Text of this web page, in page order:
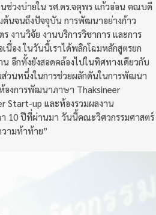
ช่วงบ่ายใน รศ.ดร.จตุพร แก้วอ่อน คณบดี
ต้นจนถึงปัจจุบัน การพัฒนาอย่างก้าว
งานวิจัย งานบริการวิชาการ และการ
อง ในวันนี้เราได้พลิกโฉมหลักสูตรยก
อีกทั้งยังสอดคล้องไปในทิศทางเดียวกับ
วนหนึ่งในการช่วยผลักดันในการพัฒนา
องการพัฒนาภาษา Thaksineer
Start-up และห้องรวมผลงาน
า 10 ปีที่ผ่านมา วันนี้คณะวิศวกรรมศาสตร์
ามท้าท้าย”